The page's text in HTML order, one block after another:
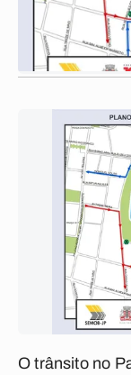
O trânsito no